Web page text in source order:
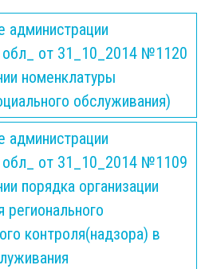
администрации
обл_ от 31_10_2014 №1120
номенклатуры
обслуживания)
администрации
обл_ от 31_10_2014 №1109
порядка организации
регионального
контроля(надзора) в